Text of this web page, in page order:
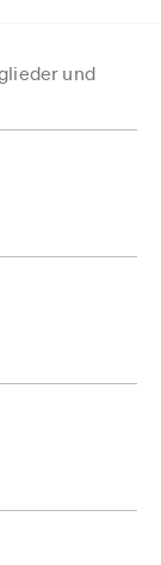
und